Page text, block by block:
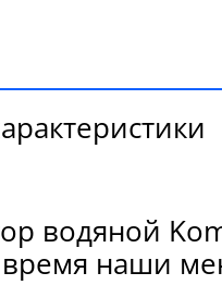
водяной
наши